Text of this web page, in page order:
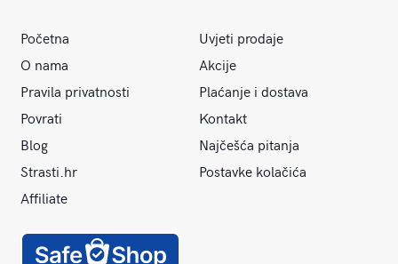
Početna
Uvjeti prodaje
O nama
Akcije
Pravila privatnosti
Plaćanje i dostava
Povrati
Kontakt
Blog
Najčešća pitanja
Strasti.hr
Postavke kolačića
Affiliate